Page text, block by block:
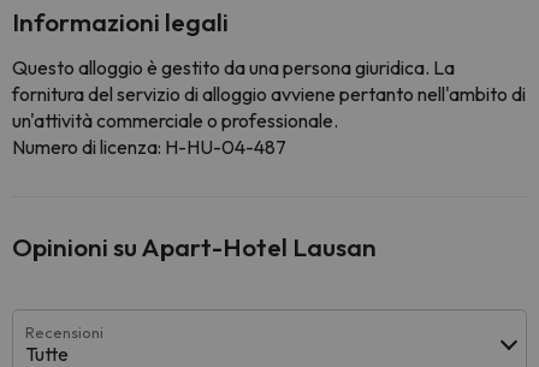
Informazioni legali
Questo alloggio è gestito da una persona giuridica. La
fornitura del servizio di alloggio avviene pertanto nell'ambito di
un'attività commerciale o professionale.
Numero di licenza: H-HU-04-487
Opinioni su Apart-Hotel Lausan
Recensioni
Tutte